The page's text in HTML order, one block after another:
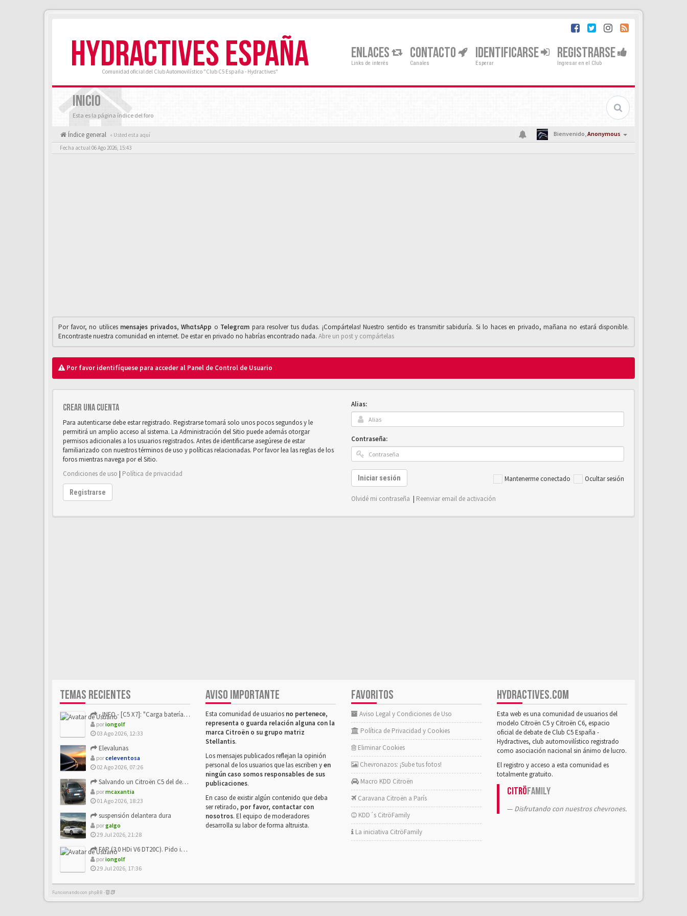
HYDRACTIVES ESPAÑA
Comunidad oficial del Club Automovilístico "Club C5 España - Hydractives"
ENLACES
Links de interés
CONTACTO
Canales
IDENTIFICARSE
Esperar
REGISTRARSE
Ingresar en el Club
INICIO
Esta es la página índice del foro
Índice general « Usted esta aquí Bienvenido,Anonymous
Fecha actual 06 Ago 2026, 15:43
Por favor, no utilices mensajes privados,WhαtsApp o Telegrαm para resolver tus dudas. ¡Compártelas! Nuestro sentido es transmitir sabiduría. Si lo haces en privado, mañana no estará disponible.
Encontraste nuestra comunidad en internet. De estar en privado no habrías encontrado nada. Abre un post y compártelas
Por favor identifíquese para acceder al Panel de Control de Usuario
Crear una cuenta
Para autenticarse debe estar registrado. Registrarse tomará solo unos pocos segundos y le
permitirá un amplio acceso al sistema. La Administración del Sitio puede además otorgar
permisos adicionales a los usuarios registrados. Antes de identificarse asegúrese de estar
familiarizado con nuestros términos de uso y políticas relacionadas. Por favor lea las reglas de los
foros mientras navega por el Sitio.
Condiciones de uso | Política de privacidad
Registrarse
Alias:
Contraseña:
Mantenerme conectado Ocultar sesión
Iniciar sesión
Olvidé mi contraseña | Reenviar email de activación
TEMAS RECIENTES
- INFO - [C5 X7]: "Carga batería o alimentación eléctri...
poriongolf
03 Ago 2026, 12:33
Elevalunas
porceleventosa
02 Ago 2026, 07:26
Salvando un Citroën C5 del desguace: Presentación y seguimiento
pormcaxantia
01 Ago 2026, 18:23
suspensión delantera dura
porgalgo
29 Jul 2026, 21:28
FAP (3.0 HDi V6 DT20C). Pido info sobre su sustitución
poriongolf
29 Jul 2026, 17:36
AVISO IMPORTANTE
Esta comunidad de usuarios no pertenece,
representa o guarda relación alguna con la
marca Citroën o su grupo matriz
Stellantis.
Los mensajes publicados reflejan la opinión
personal de los usuarios que las escriben yen
ningún caso somos responsables de sus
publicaciones.
En caso de existir algún contenido que deba
ser retirado, por favor, contactar con
nosotros. El equipo de moderadores
desarrolla su labor de forma altruista.
FAVORITOS
Aviso Legal y Condiciones de Uso
Política de Privacidad y Cookies
Eliminar Cookies
Chevronazos: ¡Sube tus fotos!
Macro KDD Citroën
Caravana Citroën a París
KDD´s CitröFamily
La iniciativa CitröFamily
HYDRACTIVES.COM
Esta web es una comunidad de usuarios del
modelo Citroën C5 y Citroën C6, espacio
oficial de debate de Club C5 España -
Hydractives, club automovilístico registrado
como asociación nacional sin ánimo de lucro.
El registro y acceso a esta comunidad es
totalmente gratuito.
CitröFamily
Disfrutando con nuestros chevrones.
Funcionando con phpBB -